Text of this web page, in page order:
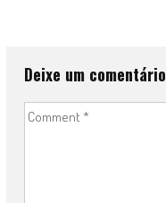
Deixe um comentário